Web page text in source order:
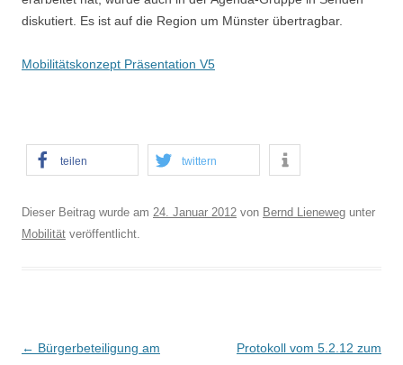
diskutiert. Es ist auf die Region um Münster übertragbar.
Mobilitätskonzept Präsentation V5
teilen twittern
Dieser Beitrag wurde am 24. Januar 2012 von Bernd Lieneweg unter
Mobilität veröffentlicht.
B
← Bürgerbeteiligung am
Protokoll vom 5.2.12 zum